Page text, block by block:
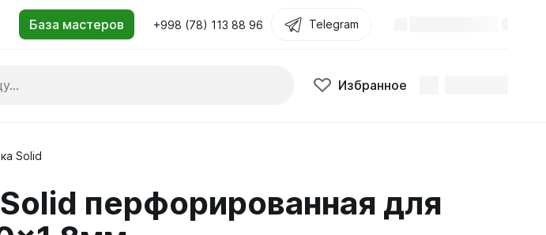
+998 (78) 113 88 96 Telegram
Избранное
Solid
перфорированная для